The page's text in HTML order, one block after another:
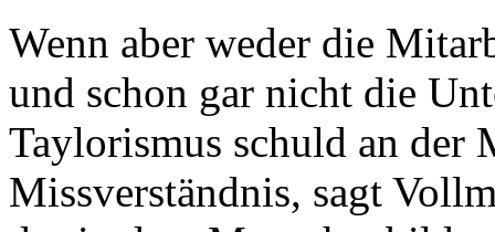
Wenn aber weder die
und schon gar nicht die
Taylorismus schuld an der
Missverständnis, sagt